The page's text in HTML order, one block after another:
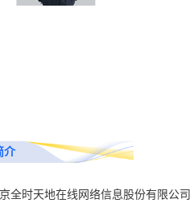
介
全时天地在线网络信息股份有限公